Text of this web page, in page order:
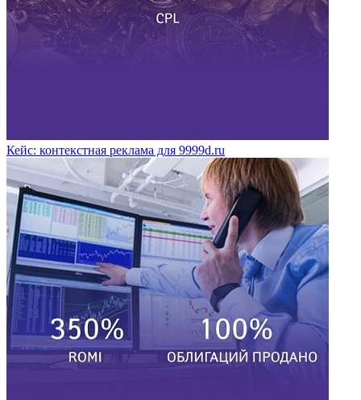
Кейс: контекстная реклама для 9999d.ru